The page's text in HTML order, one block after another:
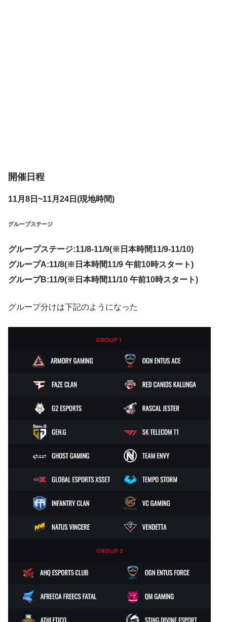
開催日程
11月8日~11月24日(現地時間)
グループステージ
グループステージ:11/8-11/9(※日本時間11/9-11/10)
グループA:11/8(※日本時間11/9 午前10時スタート)
グループB:11/9(※日本時間11/10 午前10時スタート)
グループ分けは下記のようになった